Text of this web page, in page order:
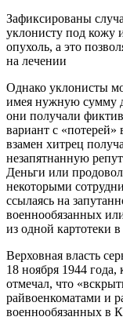
Зафиксированы
уклонисту под кожу
опухоль, а это
на лечении
Однако уклонисты
имея нужную сумму
они получали
вариант с «потерей»
взамен хитрец
незапятнанную
Деньги или
некоторыми
ссылаясь на
военнообязанных
из одной картотеки
Верховная власть
18 ноября 1944
отмечал, что
райвоенкоматами и
военнообязанных в